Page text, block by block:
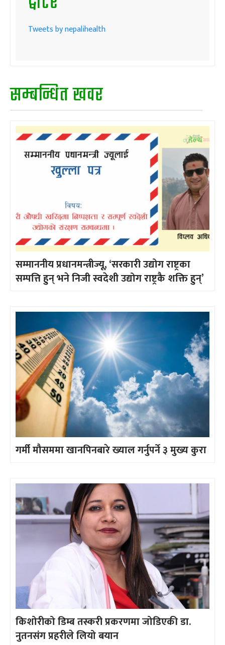
Tweets by nepalihealth
सम्बन्धित खवर
सम्माननीय प्रधानमन्त्रीज्यू, ‘सरकारी उद्योग राष्ट्रका
सम्पत्ति हुन् भने निजी स्वदेशी उद्योग राष्ट्रकै शक्ति हुन्’
गर्मी मौसममा खानपिनबारे ख्याल गर्नुपर्ने ३ मुख्य कुरा
किशोरीको डिम्ब तस्करी प्रकरणमा जोडिएकी डा.
नुतनसंग प्रहरीले लियो बयान